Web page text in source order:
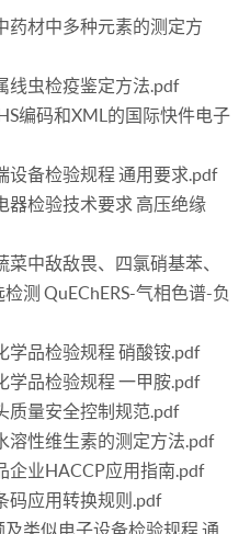
药材中多种元素的测定方
线虫检疫鉴定方法.pdf
编码和XML的国际快件电子
设备检验规程 通用要求.pdf
器检验技术要求 高压绝缘
中敌敌畏、四氯硝基苯、
测 QuEChERS-气相色谱-负
学品检验规程 硝酸铵.pdf
学品检验规程 一甲胺.pdf
质量安全控制规范.pdf
溶性维生素的测定方法.pdf
企业HACCP应用指南.pdf
码应用转换规则.pdf
类似电子设备检验规程 通